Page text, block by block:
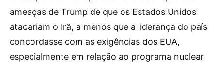
ameaças de Trump de que os Estados Unidos
atacariam o Irã, a menos que a liderança do país
concordasse com as exigências dos EUA,
especialmente em relação ao programa nuclear